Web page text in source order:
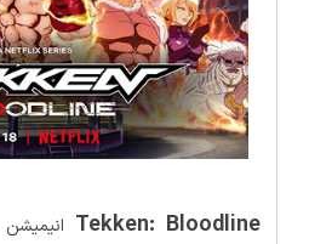
Tekken: Bloodline